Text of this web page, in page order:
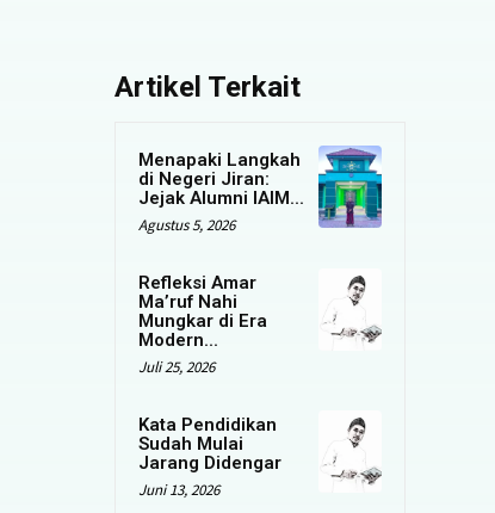
Artikel Terkait
Menapaki Langkah
di Negeri Jiran:
Jejak Alumni IAIM...
Agustus 5, 2026
Refleksi Amar
Ma’ruf Nahi
Mungkar di Era
Modern...
Juli 25, 2026
Kata Pendidikan
Sudah Mulai
Jarang Didengar
Juni 13, 2026